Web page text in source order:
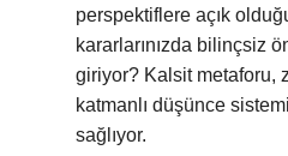
perspektiflere açık
kararlarınızda bilinçsiz
giriyor? Kalsit metaforu,
katmanlı düşünce
sağlıyor.